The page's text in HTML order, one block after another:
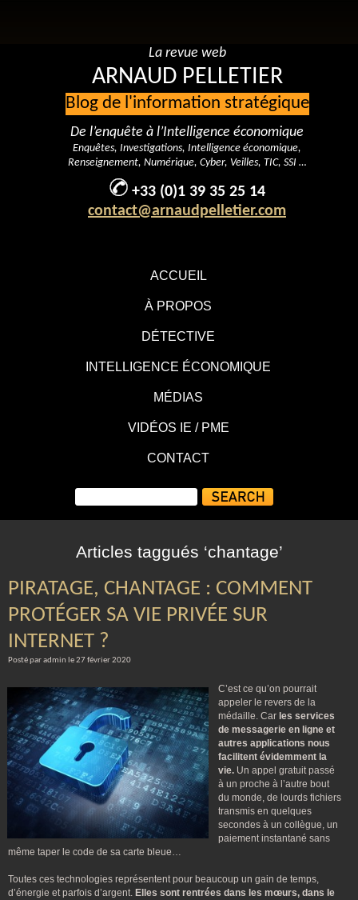
ACCUEIL
À PROPOS
DÉTECTIVE
INTELLIGENCE ÉCONOMIQUE
MÉDIAS
VIDÉOS IE / PME
CONTACT
La revue web
ARNAUD PELLETIER
Blog de l'information stratégique
De l’enquête à l’Intelligence économique
Enquêtes, Investigations, Intelligence économique,
Renseignement, Numérique, Cyber, Veilles, TIC, SSI …
+33 (0)1 39 35 25 14
contact@arnaudpelletier.com
Articles taggués ‘chantage’
PIRATAGE, CHANTAGE : COMMENT
PROTÉGER SA VIE PRIVÉE SUR
INTERNET ?
Posté par admin le 27 février 2020
C’est ce qu’on pourrait
appeler le revers de la
médaille. Car les services
de messagerie en ligne et
autres applications nous
facilitent évidemment la
vie. Un appel gratuit passé
à un proche à l’autre bout
du monde, de lourds fichiers
transmis en quelques
secondes à un collègue, un
paiement instantané sans
même taper le code de sa carte bleue…
Toutes ces technologies représentent pour beaucoup un gain de temps,
d’énergie et parfois d’argent. Elles sont rentrées dans les mœurs, dans le